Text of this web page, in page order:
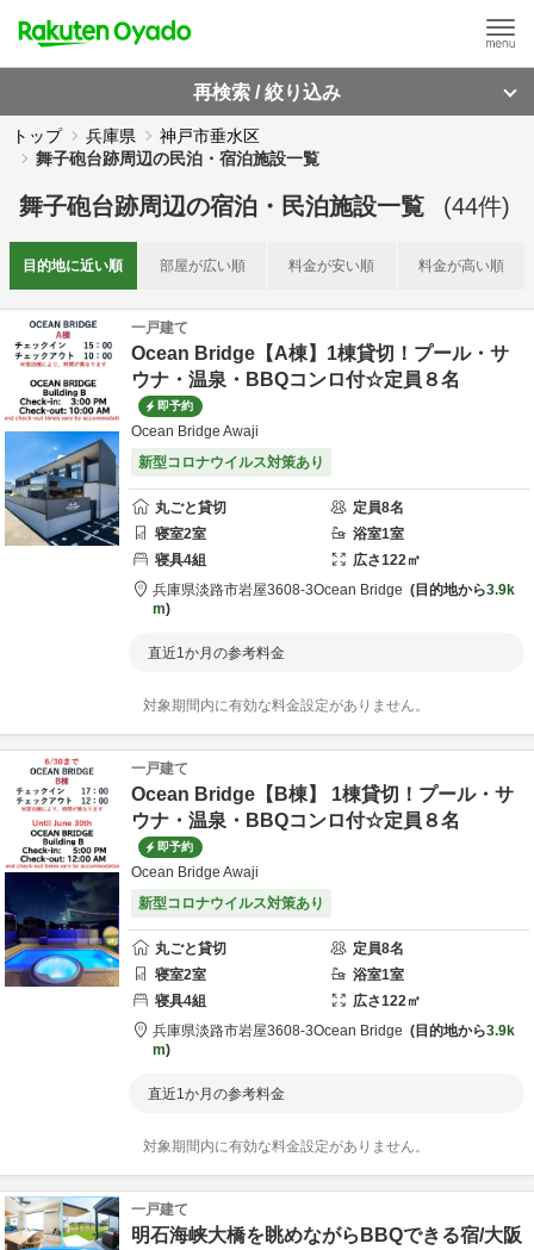
再検索 / 絞り込み
トップ 兵庫県
神戸市垂水区
舞子砲台跡周辺の民泊・宿泊施設一覧
舞子砲台跡周辺の宿泊・民泊施設一覧 (44件)
目的地に近い順 部屋が広い順 料金が安い順 料金が高い順
一戸建て
Ocean Bridge【A棟】1棟貸切！プール・サ
ウナ・温泉・BBQコンロ付☆定員８名
即予約
Ocean Bridge Awaji
新型コロナウイルス対策あり
丸ごと貸切 定員8名
寝室2室 浴室1室
寝具4組 広さ122㎡
兵庫県淡路市岩屋3608-3Ocean Bridge 目的地から3.9k
m
直近1か月の参考料金
対象期間内に有効な料金設定がありません。
一戸建て
Ocean Bridge【B棟】 1棟貸切！プール・サ
ウナ・温泉・BBQコンロ付☆定員８名
即予約
Ocean Bridge Awaji
新型コロナウイルス対策あり
丸ごと貸切 定員8名
寝室2室 浴室1室
寝具4組 広さ122㎡
兵庫県淡路市岩屋3608-3Ocean Bridge 目的地から3.9k
m
直近1か月の参考料金
対象期間内に有効な料金設定がありません。
一戸建て
明石海峡大橋を眺めながらBBQできる宿/大阪